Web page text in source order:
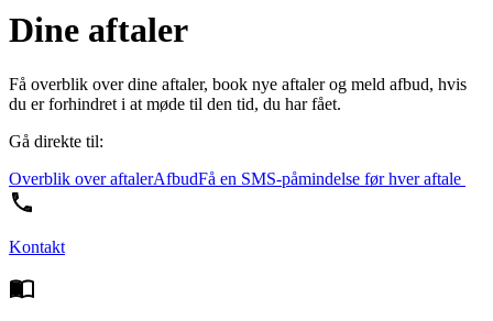
Dine aftaler
Få overblik over dine aftaler, book nye aftaler og meld afbud, hvis
du er forhindret i at møde til den tid, du har fået.
Gå direkte til:
Overblik over aftalerAfbudFå en SMS-påmindelse før hver aftale
Kontakt